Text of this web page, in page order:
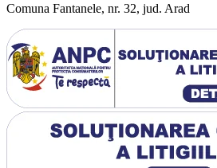
Comuna Fantanele, nr. 32, jud. Arad